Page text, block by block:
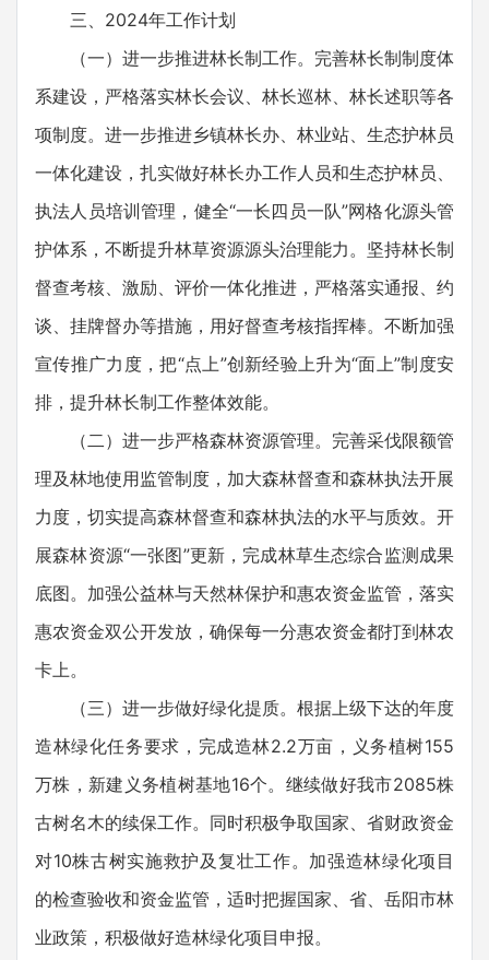
三、2024年工作计划
（一）进一步推进林长制工作。完善林长制制度体
系建设，严格落实林长会议、林长巡林、林长述职等各
项制度。进一步推进乡镇林长办、林业站、生态护林员
一体化建设，扎实做好林长办工作人员和生态护林员、
执法人员培训管理，健全“一长四员一队”网格化源头管
护体系，不断提升林草资源源头治理能力。坚持林长制
督查考核、激励、评价一体化推进，严格落实通报、约
谈、挂牌督办等措施，用好督查考核指挥棒。不断加强
宣传推广力度，把“点上”创新经验上升为“面上”制度安
排，提升林长制工作整体效能。
（二）进一步严格森林资源管理。完善采伐限额管
理及林地使用监管制度，加大森林督查和森林执法开展
力度，切实提高森林督查和森林执法的水平与质效。开
展森林资源“一张图”更新，完成林草生态综合监测成果
底图。加强公益林与天然林保护和惠农资金监管，落实
惠农资金双公开发放，确保每一分惠农资金都打到林农
卡上。
（三）进一步做好绿化提质。根据上级下达的年度
造林绿化任务要求，完成造林2.2万亩，义务植树155
万株，新建义务植树基地16个。继续做好我市2085株
古树名木的续保工作。同时积极争取国家、省财政资金
对10株古树实施救护及复壮工作。加强造林绿化项目
的检查验收和资金监管，适时把握国家、省、岳阳市林
业政策，积极做好造林绿化项目申报。